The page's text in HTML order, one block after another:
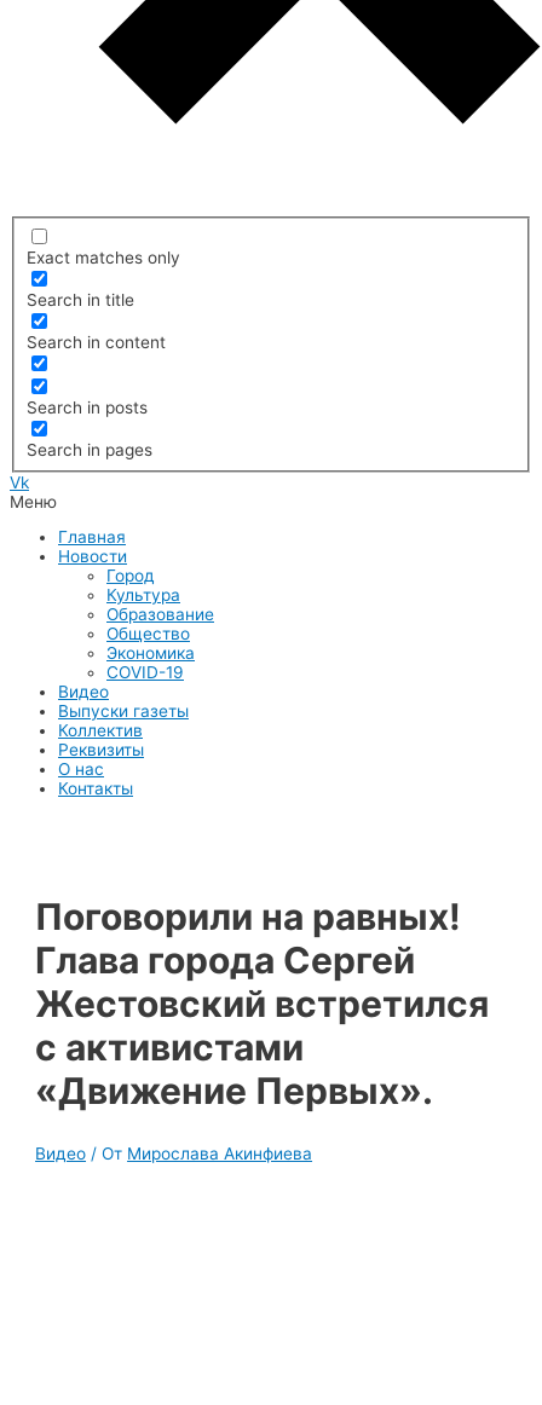
Exact matches only
Search in title
Search in content
Search in posts
Search in pages
Vk
Меню
Главная
Новости
Город
Культура
Образование
Общество
Экономика
COVID-19
Видео
Выпуски газеты
Коллектив
Реквизиты
О нас
Контакты
Поговорили на равных!
Глава города Сергей
Жестовский встретился
с активистами
«Движение Первых».
Видео / От Мирослава Акинфиева